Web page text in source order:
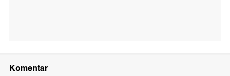
Komentar